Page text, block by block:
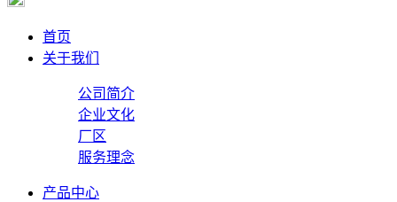
首页
关于我们
公司简介
企业文化
厂区
服务理念
产品中心